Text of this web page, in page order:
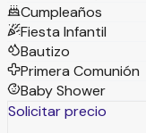
Cumpleaños
Fiesta Infantil
Bautizo
Primera Comunión
Baby Shower
Solicitar precio